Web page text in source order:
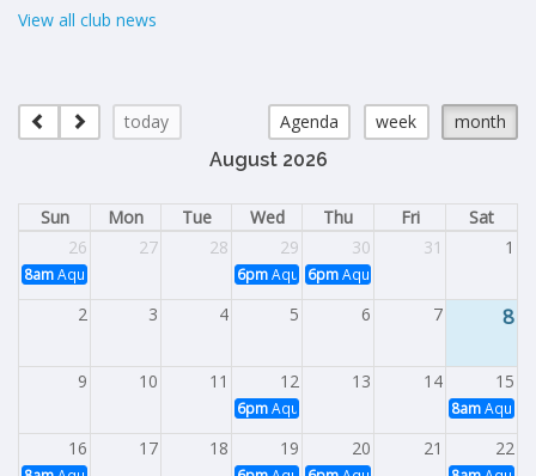
View all club news
today Agenda week
month
August 2026
Sun Mon Tue Wed Thu Fri
Sat
26
27 28 29 30 31 1
8amAqua Plein air 6pmAqua Plein Air
6pmAqua Plein Air
2 3 4 5 6 7 8
9 10 11 12 13 14 15
6pmAqua Plein Air 8amAqua
16 17 18 19 20 21 22